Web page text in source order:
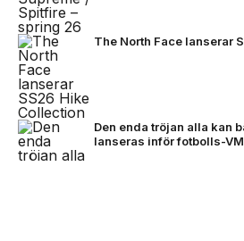
The North Face lanserar
Den enda tröjan alla kan
lanseras inför fotbolls-